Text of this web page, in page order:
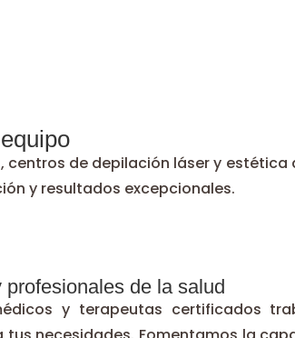
centros de depilación láser y
y resultados excepcionales.
profesionales de la salud
y terapeutas certificados